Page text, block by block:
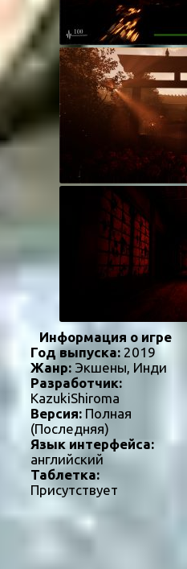
Информация о игре
Год выпуска: 2019
Жанр: Экшены, Инди
Разработчик:
KazukiShiroma
Версия: Полная
(Последняя)
Язык интерфейса:
английский
Таблетка:
Присутствует